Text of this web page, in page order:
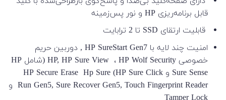
قابل برنامه‌ریزی HP و نور پس‌زمینه
قابلیت ارتقای SSD تا 2 ترابایت
امنیت چند لایه با HP SureStart Gen7 , دوربین حریم
خصوصی HP, HP Sure View ، HP Wolf Security (شامل HP
Sure Sense و HP Sure Click) HP Secure Erase Hp Sure
Run Gen5, Sure Recover Gen5, Touch Fingerprint Reader و